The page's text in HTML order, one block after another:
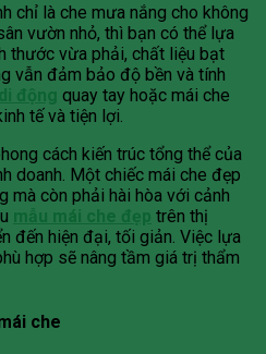
chỉ là che mưa nắng cho không
vườn nhỏ, thì bạn có thể lựa
thước vừa phải, chất liệu bạt
vẫn đảm bảo độ bền và tính
động quay tay hoặc mái che
tế và tiện lợi.
cách kiến trúc tổng thể của
doanh. Một chiếc mái che đẹp
mà còn phải hài hòa với cảnh
mẫu mái che đẹp trên thị
đến hiện đại, tối giản. Việc lựa
hợp sẽ nâng tầm giá trị thẩm
che